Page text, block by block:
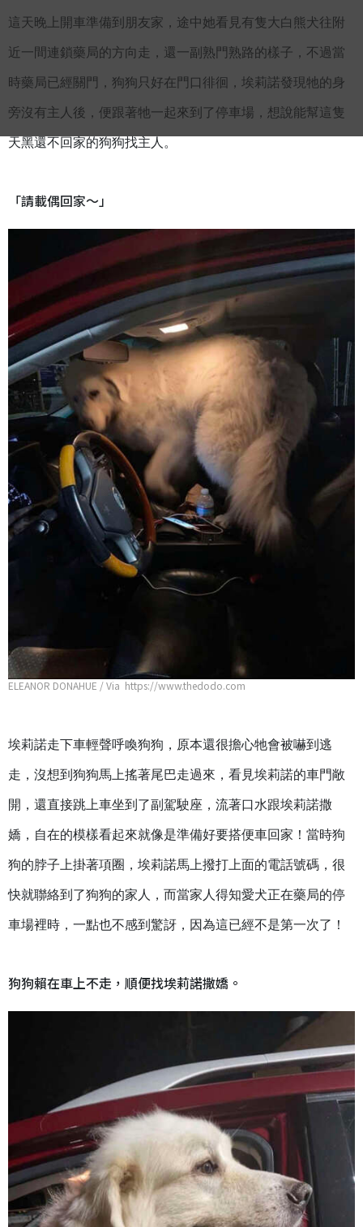
這天晚上開車準備到朋友家，途中她看見有隻大白熊犬往附
近一間連鎖藥局的方向走，還一副熟門熟路的樣子，不過當
時藥局已經關門，狗狗只好在門口徘徊，埃莉諾發現牠的身
旁沒有主人後，便跟著牠一起來到了停車場，想說能幫這隻
天黑還不回家的狗狗找主人。
「請載偶回家～」
ELEANOR DONAHUE / Via https://www.thedodo.com
埃莉諾走下車輕聲呼喚狗狗，原本還很擔心牠會被嚇到逃
走，沒想到狗狗馬上搖著尾巴走過來，看見埃莉諾的車門敞
開，還直接跳上車坐到了副駕駛座，流著口水跟埃莉諾撒
嬌，自在的模樣看起來就像是準備好要搭便車回家！當時狗
狗的脖子上掛著項圈，埃莉諾馬上撥打上面的電話號碼，很
快就聯絡到了狗狗的家人，而當家人得知愛犬正在藥局的停
車場裡時，一點也不感到驚訝，因為這已經不是第一次了！
狗狗賴在車上不走，順便找埃莉諾撒嬌。